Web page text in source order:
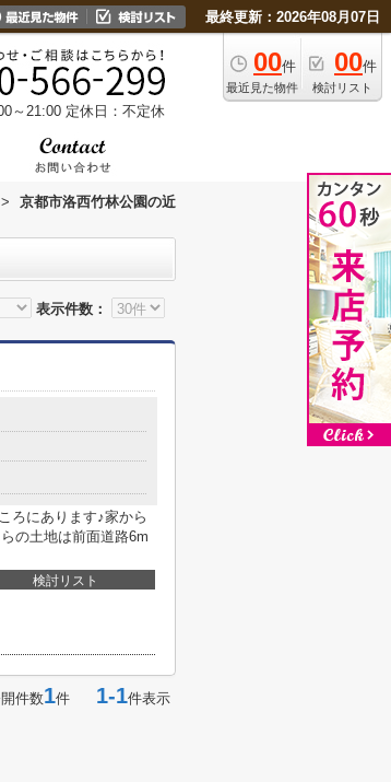
最終更新：2026年08月07日
00件
最近見た物件
00件
検討リスト
～21:00 定休日：不定休
>
京都市洛西竹林公園の近
表示件数：
ろにあります♪家から
の土地は前面道路6m
検討リスト
件数1件 1-1件表示